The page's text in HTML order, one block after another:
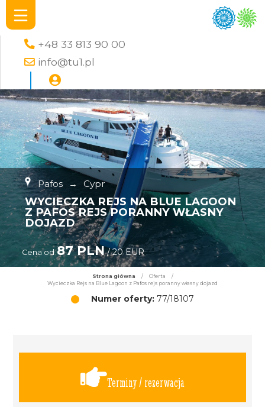
+48 33 813 90 00
info@tu1.pl
Pafos → Cypr
WYCIECZKA REJS NA BLUE LAGOON
Z PAFOS REJS PORANNY WŁASNY
DOJAZD
Cena od 87 PLN/ 20 EUR
Strona główna / Oferta
/
Wycieczka Rejs na Blue Lagoon z Pafos rejs poranny własny dojazd
Numer oferty: 77/18107
Terminy / rezerwacja